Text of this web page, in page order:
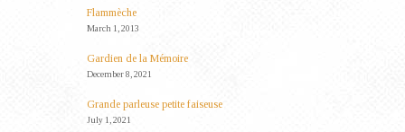
Flammèche
March 1, 2013
Gardien de la Mémoire
December 8, 2021
Grande parleuse petite faiseuse
July 1, 2021